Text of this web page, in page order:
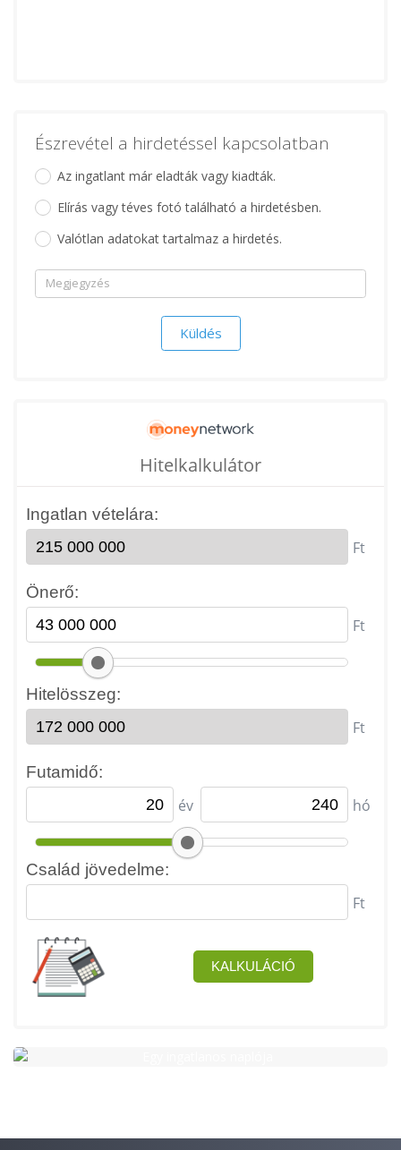
Észrevétel a hirdetéssel kapcsolatban
Az ingatlant már eladták vagy kiadták.
Elírás vagy téves fotó található a hirdetésben.
Valótlan adatokat tartalmaz a hirdetés.